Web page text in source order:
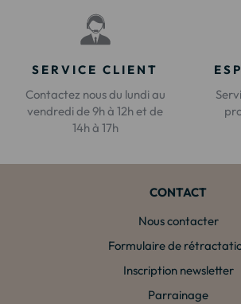
SERVICE CLIENT
Contactez nous du lundi au
vendredi de 9h à 12h et de
14h à 17h
CONTACT
Nous contacter
Formulaire de
Inscription newsletter
Parrainage